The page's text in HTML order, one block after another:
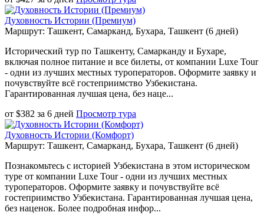
Духовность Истории (Премиум)
Маршрут: Ташкент, Самарканд, Бухара, Ташкент (6 дней)
Исторический тур по Ташкенту, Самарканду и Бухаре,
включая полное питание и все билеты, от компании Luxe Tour
- одни из лучших местных туроператоров. Оформите заявку и
почувствуйте всё гостеприимство Узбекистана.
Гарантированная лучшая цена, без наце...
от $382 за 6 дней Просмотр тура
Духовность Истории (Комфорт)
Маршрут: Ташкент, Самарканд, Бухара, Ташкент (6 дней)
Познакомьтесь с историей Узбекистана в этом историческом
туре от компании Luxe Tour - одни из лучших местных
туроператоров. Оформите заявку и почувствуйте всё
гостеприимство Узбекистана. Гарантированная лучшая цена,
без наценок. Более подробная инфор...